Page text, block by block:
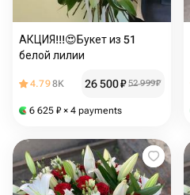
АКЦИЯ!!!😍Букет из 51
белой лилии
4.798K 26 500₽ 52 999₽
6 625 ₽ × 4 payments